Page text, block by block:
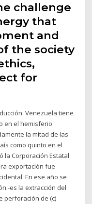
challenge
that
and
the society
for
Venezuela tiene
en el hemisferio
la mitad de las
como quinto en el
la Corporación Estatal
exportación fue
En ese año se
es la extracción del
perforación de (c)